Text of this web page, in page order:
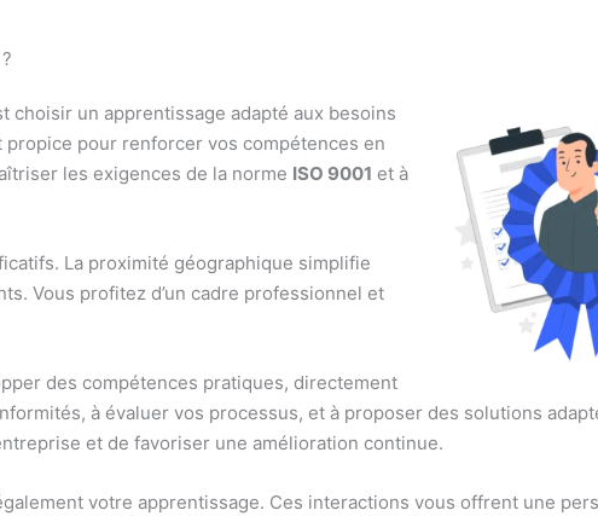
choisir un apprentissage adapté aux besoins
pour renforcer vos compétences en
les exigences de la norme ISO 9001 et à
La proximité géographique simplifie
Vous profitez d’un cadre professionnel et
des compétences pratiques, directement
à évaluer vos processus, et à proposer des solutions
et de favoriser une amélioration continue.
votre apprentissage. Ces interactions vous offrent une